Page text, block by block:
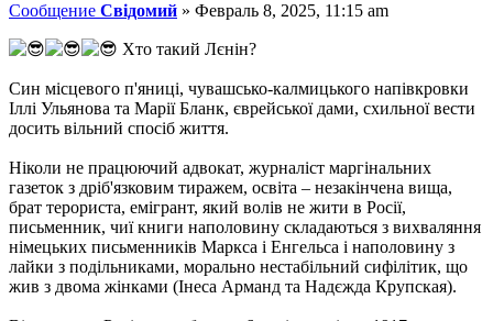
Сообщение Свідомий » Февраль 8, 2025, 11:15 am
Хто такий Лєнін?
Син місцевого п'яниці, чувашсько-калмицького напівкровки
Іллі Ульянова та Марії Бланк, єврейської дами, схильної вести
досить вільний спосіб життя.
Ніколи не працюючий адвокат, журналіст маргінальних
газеток з дріб'язковим тиражем, освіта – незакінчена вища,
брат терориста, eмігрант, який волів не жити в Росії,
письменник, чиї книги наполовину складаються з вихваляння
німецьких письменників Маркса і Енгельса і наполовину з
лайки з подільниками, морально нестабільний сифілітик, що
жив з двома жінками (Інеса Арманд та Надєжда Крупская).